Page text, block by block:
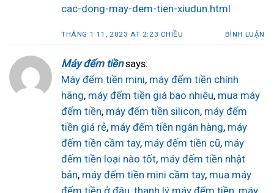
cac-dong-may-dem-tien-xiudun.html
THÁNG 1 11, 2023 AT 2:23 CHIỀU BÌNH LUẬN
Máy đếm tiền says:
Máy đếm tiền mini, máy đếm tiền chính
hãng, máy đếm tiền giá bao nhiêu, mua máy
đếm tiền, máy đếm tiền silicon, máy đếm
tiền giá rẻ, máy đếm tiền ngân hàng, máy
đếm tiền cầm tay, máy đếm tiền cũ, máy
đếm tiền loại nào tốt, máy đếm tiền nhật
bản, máy đếm tiền mini cầm tay, mua máy